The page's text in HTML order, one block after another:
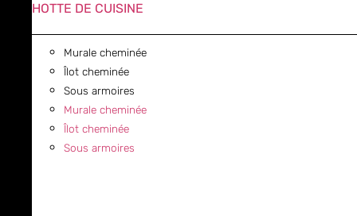
HOTTE DE CUISINE
Murale cheminée
Îlot cheminée
Sous armoires
Murale cheminée
Îlot cheminée
Sous armoires